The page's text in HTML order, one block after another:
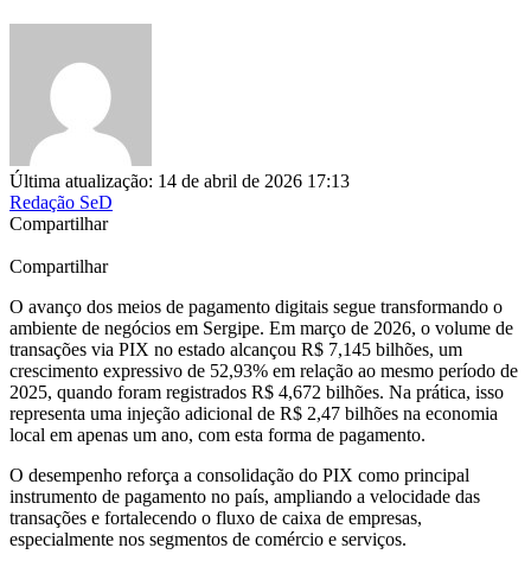
Última atualização: 14 de abril de 2026 17:13
Redação SeD
Compartilhar
Compartilhar
O avanço dos meios de pagamento digitais segue transformando o
ambiente de negócios em Sergipe. Em março de 2026, o volume de
transações via PIX no estado alcançou R$ 7,145 bilhões, um
crescimento expressivo de 52,93% em relação ao mesmo período de
2025, quando foram registrados R$ 4,672 bilhões. Na prática, isso
representa uma injeção adicional de R$ 2,47 bilhões na economia
local em apenas um ano, com esta forma de pagamento.
O desempenho reforça a consolidação do PIX como principal
instrumento de pagamento no país, ampliando a velocidade das
transações e fortalecendo o fluxo de caixa de empresas,
especialmente nos segmentos de comércio e serviços.